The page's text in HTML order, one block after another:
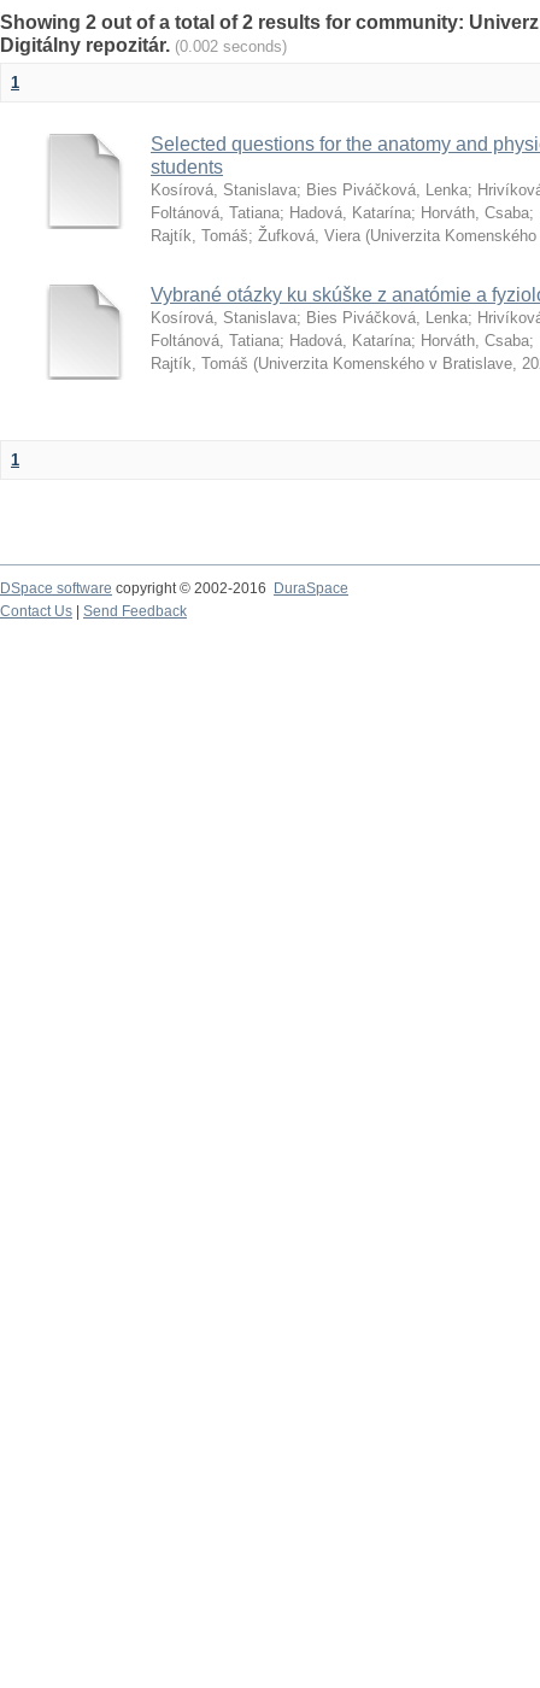
Showing 2 out of a total of 2 results for community:
Digitálny repozitár. (0.002 seconds)
1
Selected questions for the anatomy and
students
Kosírová, Stanislava; Bies Piváčková, Lenka;
Foltánová, Tatiana; Hadová, Katarína; Horváth, Csaba;
Rajtík, Tomáš; Žufková, Viera (Univerzita
Vybrané otázky ku skúške z anatómie a
Kosírová, Stanislava; Bies Piváčková, Lenka;
Foltánová, Tatiana; Hadová, Katarína; Horváth, Csaba;
Rajtík, Tomáš (Univerzita Komenského v Bratislave,
1
DSpace software copyright © 2002-2016
DuraSpace
Contact Us
Send Feedback